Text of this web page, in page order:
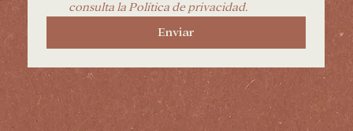
consulta la Política de privacidad.
Enviar